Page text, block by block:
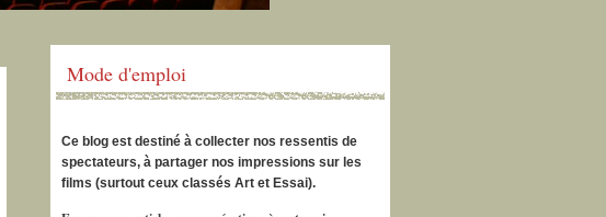
Mode d'emploi
Ce blog est destiné à collecter nos ressentis de
spectateurs, à partager nos impressions sur les
films (surtout ceux classés Art et Essai).